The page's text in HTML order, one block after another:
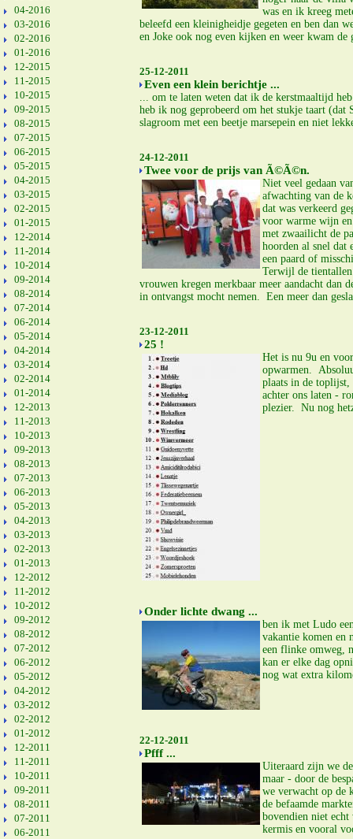
04-2016
03-2016
02-2016
01-2016
12-2015
11-2015
10-2015
09-2015
08-2015
07-2015
06-2015
05-2015
04-2015
03-2015
02-2015
01-2015
12-2014
11-2014
10-2014
09-2014
08-2014
07-2014
06-2014
05-2014
04-2014
03-2014
02-2014
01-2014
12-2013
11-2013
10-2013
09-2013
08-2013
07-2013
06-2013
05-2013
04-2013
03-2013
02-2013
01-2013
12-2012
11-2012
10-2012
09-2012
08-2012
07-2012
06-2012
05-2012
04-2012
03-2012
02-2012
01-2012
12-2011
11-2011
10-2011
09-2011
08-2011
07-2011
06-2011
was en ik kreeg
beleefd een kleinigheidje gegeten en ben dan
en Joke ook nog even kijken en weer kwam
25-12-2011
Even een klein berichtje ...
... om te laten weten dat ik de kerstmaaltijd
heb ik nog geprobeerd om het stukje taart (dat
slagroom met een beetje marsepein en niet
24-12-2011
Twee voor de prijs van Ã©Ã©n.
Niet veel gedaan
afwachting van de
dat was verkeerd
voor warme wijn
met zwaailicht de
hoorden al snel dat
een paard of
Terwijl de
vrouwen kregen merkbaar meer aandacht dan
in ontvangst mocht nemen. Een meer dan
23-12-2011
25 !
Het is nu 9u en
opwarmen.
plaats in de
achter ons laten -
plezier. Nu nog
Onder lichte dwang ...
ben ik met Ludo
vakantie komen en
een flinke omweg,
kan er elke dag
nog wat extra
22-12-2011
Pfff ...
Uiteraard zijn we
maar - door de
we verwacht op de
de befaamde
bovendien niet
kermis en vooral